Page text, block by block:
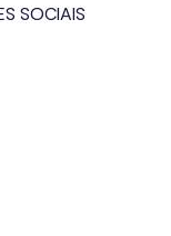
SOCIAIS